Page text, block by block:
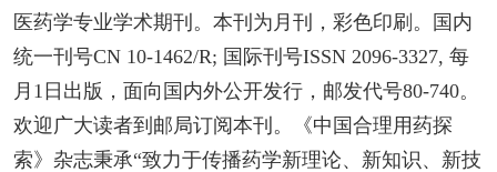
医药学专业学术期刊。本刊为月刊，彩色印刷。国内
统一刊号CN 10-1462/R; 国际刊号ISSN 2096-3327, 每
月1日出版，面向国内外公开发行，邮发代号80-740。
欢迎广大读者到邮局订阅本刊。《中国合理用药探
索》杂志秉承“致力于传播药学新理论、新知识、新技